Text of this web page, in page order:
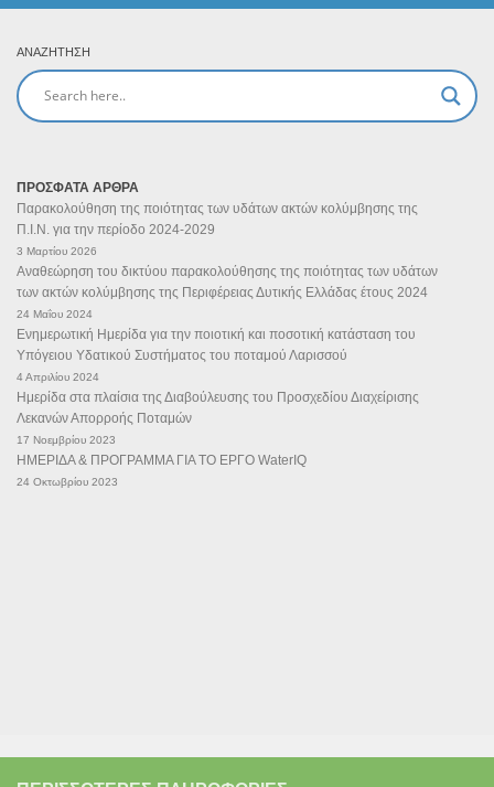
ΑΝΑΖΉΤΗΣΗ
ΠΡΟΣΦΑΤΑ ΑΡΘΡΑ
Παρακολούθηση της ποιότητας των υδάτων ακτών κολύμβησης της
Π.Ι.Ν. για την περίοδο 2024-2029
3 Μαρτίου 2026
Αναθεώρηση του δικτύου παρακολούθησης της ποιότητας των υδάτων
των ακτών κολύμβησης της Περιφέρειας Δυτικής Ελλάδας έτους 2024
24 Μαΐου 2024
Ενημερωτική Ημερίδα για την ποιοτική και ποσοτική κατάσταση του
Υπόγειου Υδατικού Συστήματος του ποταμού Λαρισσού
4 Απριλίου 2024
Ημερίδα στα πλαίσια της Διαβούλευσης του Προσχεδίου Διαχείρισης
Λεκανών Απορροής Ποταμών
17 Νοεμβρίου 2023
ΗΜΕΡΙΔΑ & ΠΡΟΓΡΑΜΜΑ ΓΙΑ ΤΟ ΕΡΓΟ WaterIQ
24 Οκτωβρίου 2023